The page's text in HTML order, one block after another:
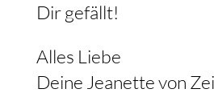
Dir gefällt!
Alles Liebe
Deine Jeanette von